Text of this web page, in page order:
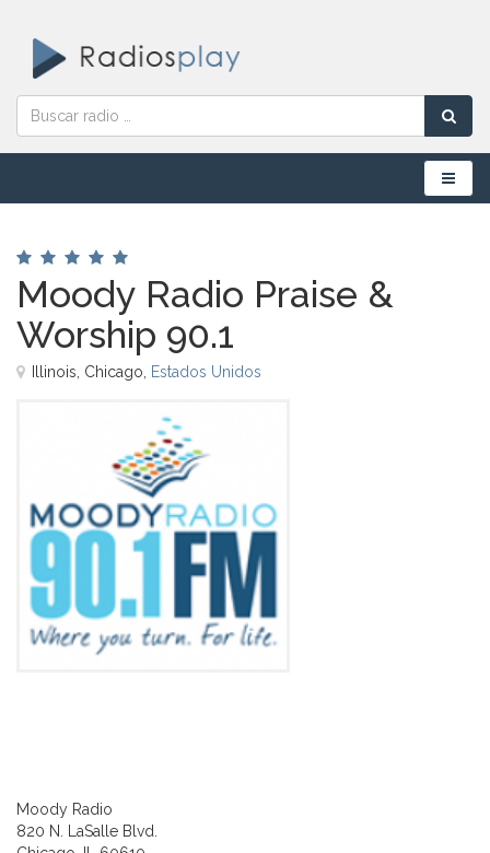
Menú
Moody Radio Praise &
Worship 90.1
Illinois, Chicago, Estados Unidos
Moody Radio
820 N. LaSalle Blvd.